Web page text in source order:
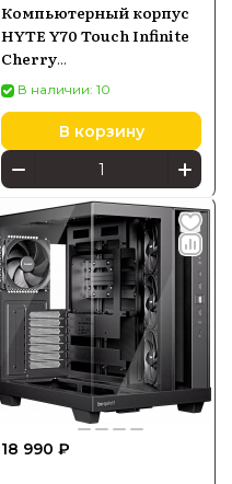
Компьютерный корпус
HYTE Y70 Touch Infinite
Cherry
(CSHYTEY70TIRB)
В наличии: 10
В корзину
18 990 ₽